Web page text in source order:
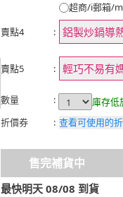
超商/i郵箱/
賣點4
: 鋁製炒鍋導
賣點5 : 輕巧不易有
數量 :
庫存低
折價券
: 查看可使用的
售完補貨中
最快明天 08/08 到貨